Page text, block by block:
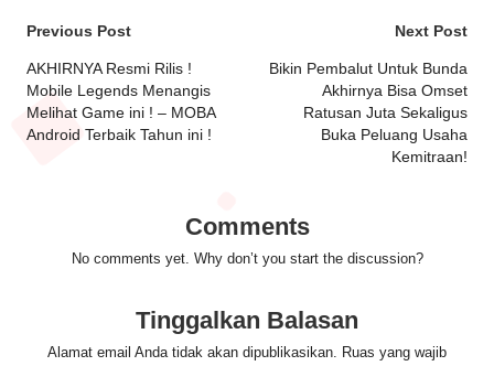
Post
navigation
Previous Post
AKHIRNYA Resmi Rilis !
Mobile Legends Menangis
Melihat Game ini ! – MOBA
Android Terbaik Tahun ini !
Next Post
Bikin Pembalut Untuk Bunda
Akhirnya Bisa Omset
Ratusan Juta Sekaligus
Buka Peluang Usaha
Kemitraan!
Comments
No comments yet. Why don’t you start the discussion?
Tinggalkan Balasan
Alamat email Anda tidak akan dipublikasikan.
Ruas yang wajib